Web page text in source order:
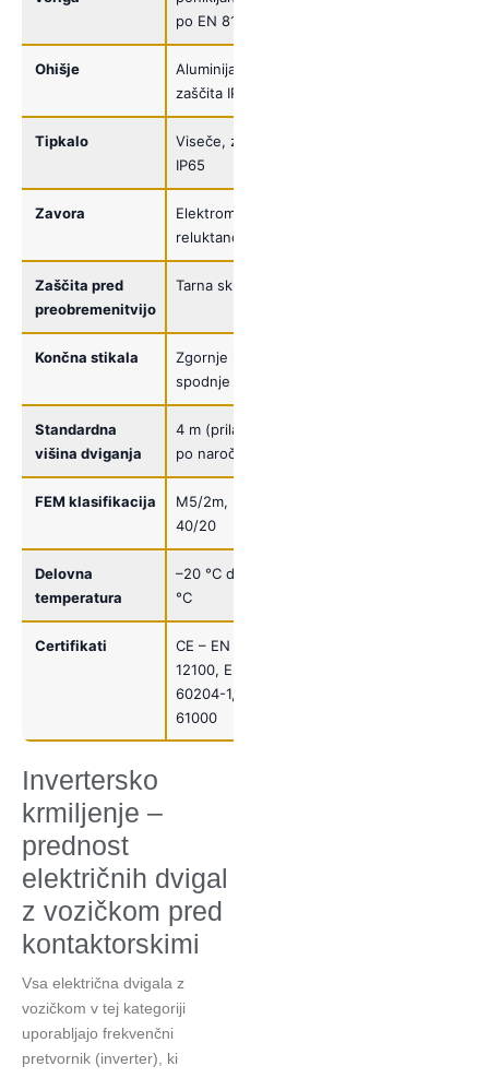
po EN 818-7
Ohišje
Aluminijasto,
zaščita IP55
Tipkalo
Viseče, zaščita
IP65
Zavora
Elektromagnetna
reluktančna
Zaščita pred
preobremenitvijo
Tarna sklopka
Končna stikala
Zgornje in
spodnje
Standardna
višina dviganja
4 m (prilagodljivo
po naročilu)
FEM klasifikacija
M5/2m, ED%
40/20
Delovna
temperatura
–20 °C do +40
°C
Certifikati
CE – EN ISO
12100, EN
60204-1, EN IEC
61000
Invertersko
krmiljenje –
prednost
električnih dvigal
z vozičkom pred
kontaktorskimi
Vsa električna dvigala z
vozičkom v tej kategoriji
uporabljajo frekvenčni
pretvornik (inverter), ki